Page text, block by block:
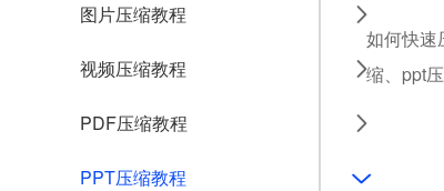
图片压缩教程
视频压缩教程
PDF压缩教程
PPT压缩教程
如何快速
缩、ppt